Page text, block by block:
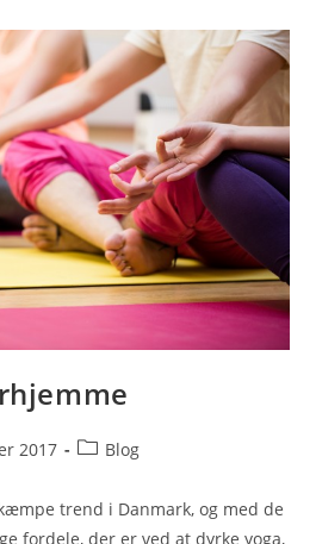
2017
PostBlog
trend i Danmark, og med de
fordele, der er ved at dyrke yoga,